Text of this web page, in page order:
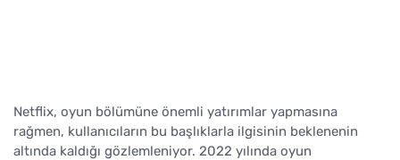
Netflix, oyun bölümüne önemli yatırımlar yapmasına
rağmen, kullanıcıların bu başlıklarla ilgisinin beklenenin
altında kaldığı gözlemleniyor. 2022 yılında oyun